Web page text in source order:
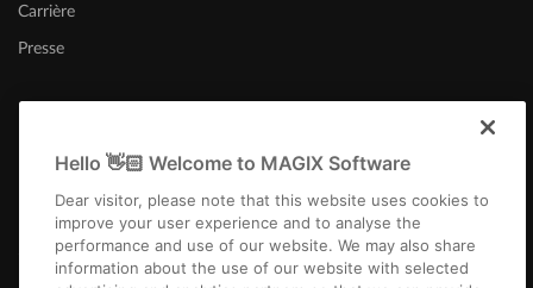
Carrière
Presse
Belgique (Français)
Hello 👋🏻 Welcome to MAGIX Software
Dear visitor, please note that this website uses cookies to
improve your user experience and to analyse the
performance and use of our website. We may also share
information about the use of our website with selected